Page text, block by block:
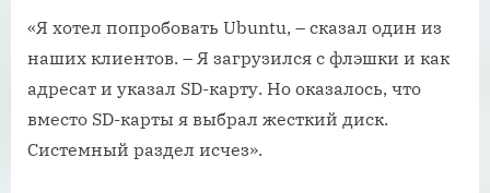
«Я хотел попробовать Ubuntu, – сказал один из
наших клиентов. – Я загрузился с флэшки и как
адресат и указал SD-карту. Но оказалось, что
вместо SD-карты я выбрал жесткий диск.
Системный раздел исчез».